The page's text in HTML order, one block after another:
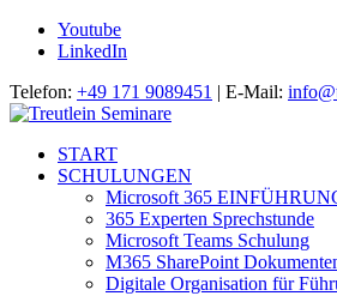
Youtube
LinkedIn
Telefon: +49 171 9089451 | E-Mail:
START
SCHULUNGEN
Microsoft 365
365 Experten Sprechstunde
Microsoft Teams Schulung
M365 SharePoint
Digitale Organisation für